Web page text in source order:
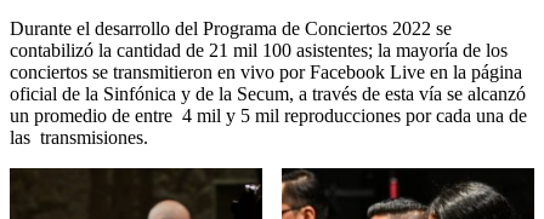
Durante el desarrollo del Programa de Conciertos 2022 se
contabilizó la cantidad de 21 mil 100 asistentes; la mayoría de los
conciertos se transmitieron en vivo por Facebook Live en la página
oficial de la Sinfónica y de la Secum, a través de esta vía se alcanzó
un promedio de entre 4 mil y 5 mil reproducciones por cada una de
las transmisiones.